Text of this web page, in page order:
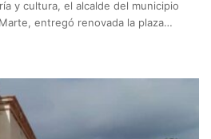
y cultura, el alcalde del municipio
entregó renovada la plaza…